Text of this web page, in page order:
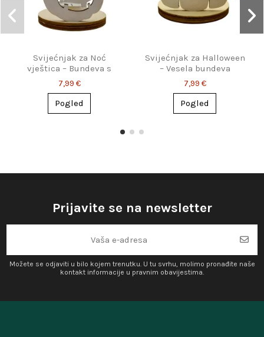
Svijećnjak za Noć
vještica – Bundeva s
čarobnjačkim šeširom
7,99 €
Pogled
Svijećnjak za Halloween
– Vesela bundeva
7,99 €
Pogled
Prijavite se na newsletter
Možete se odjaviti u bilo kojem trenutku. U tu svrhu, molimo pronađite naše
kontakt informacije u pravnim obavijestima.